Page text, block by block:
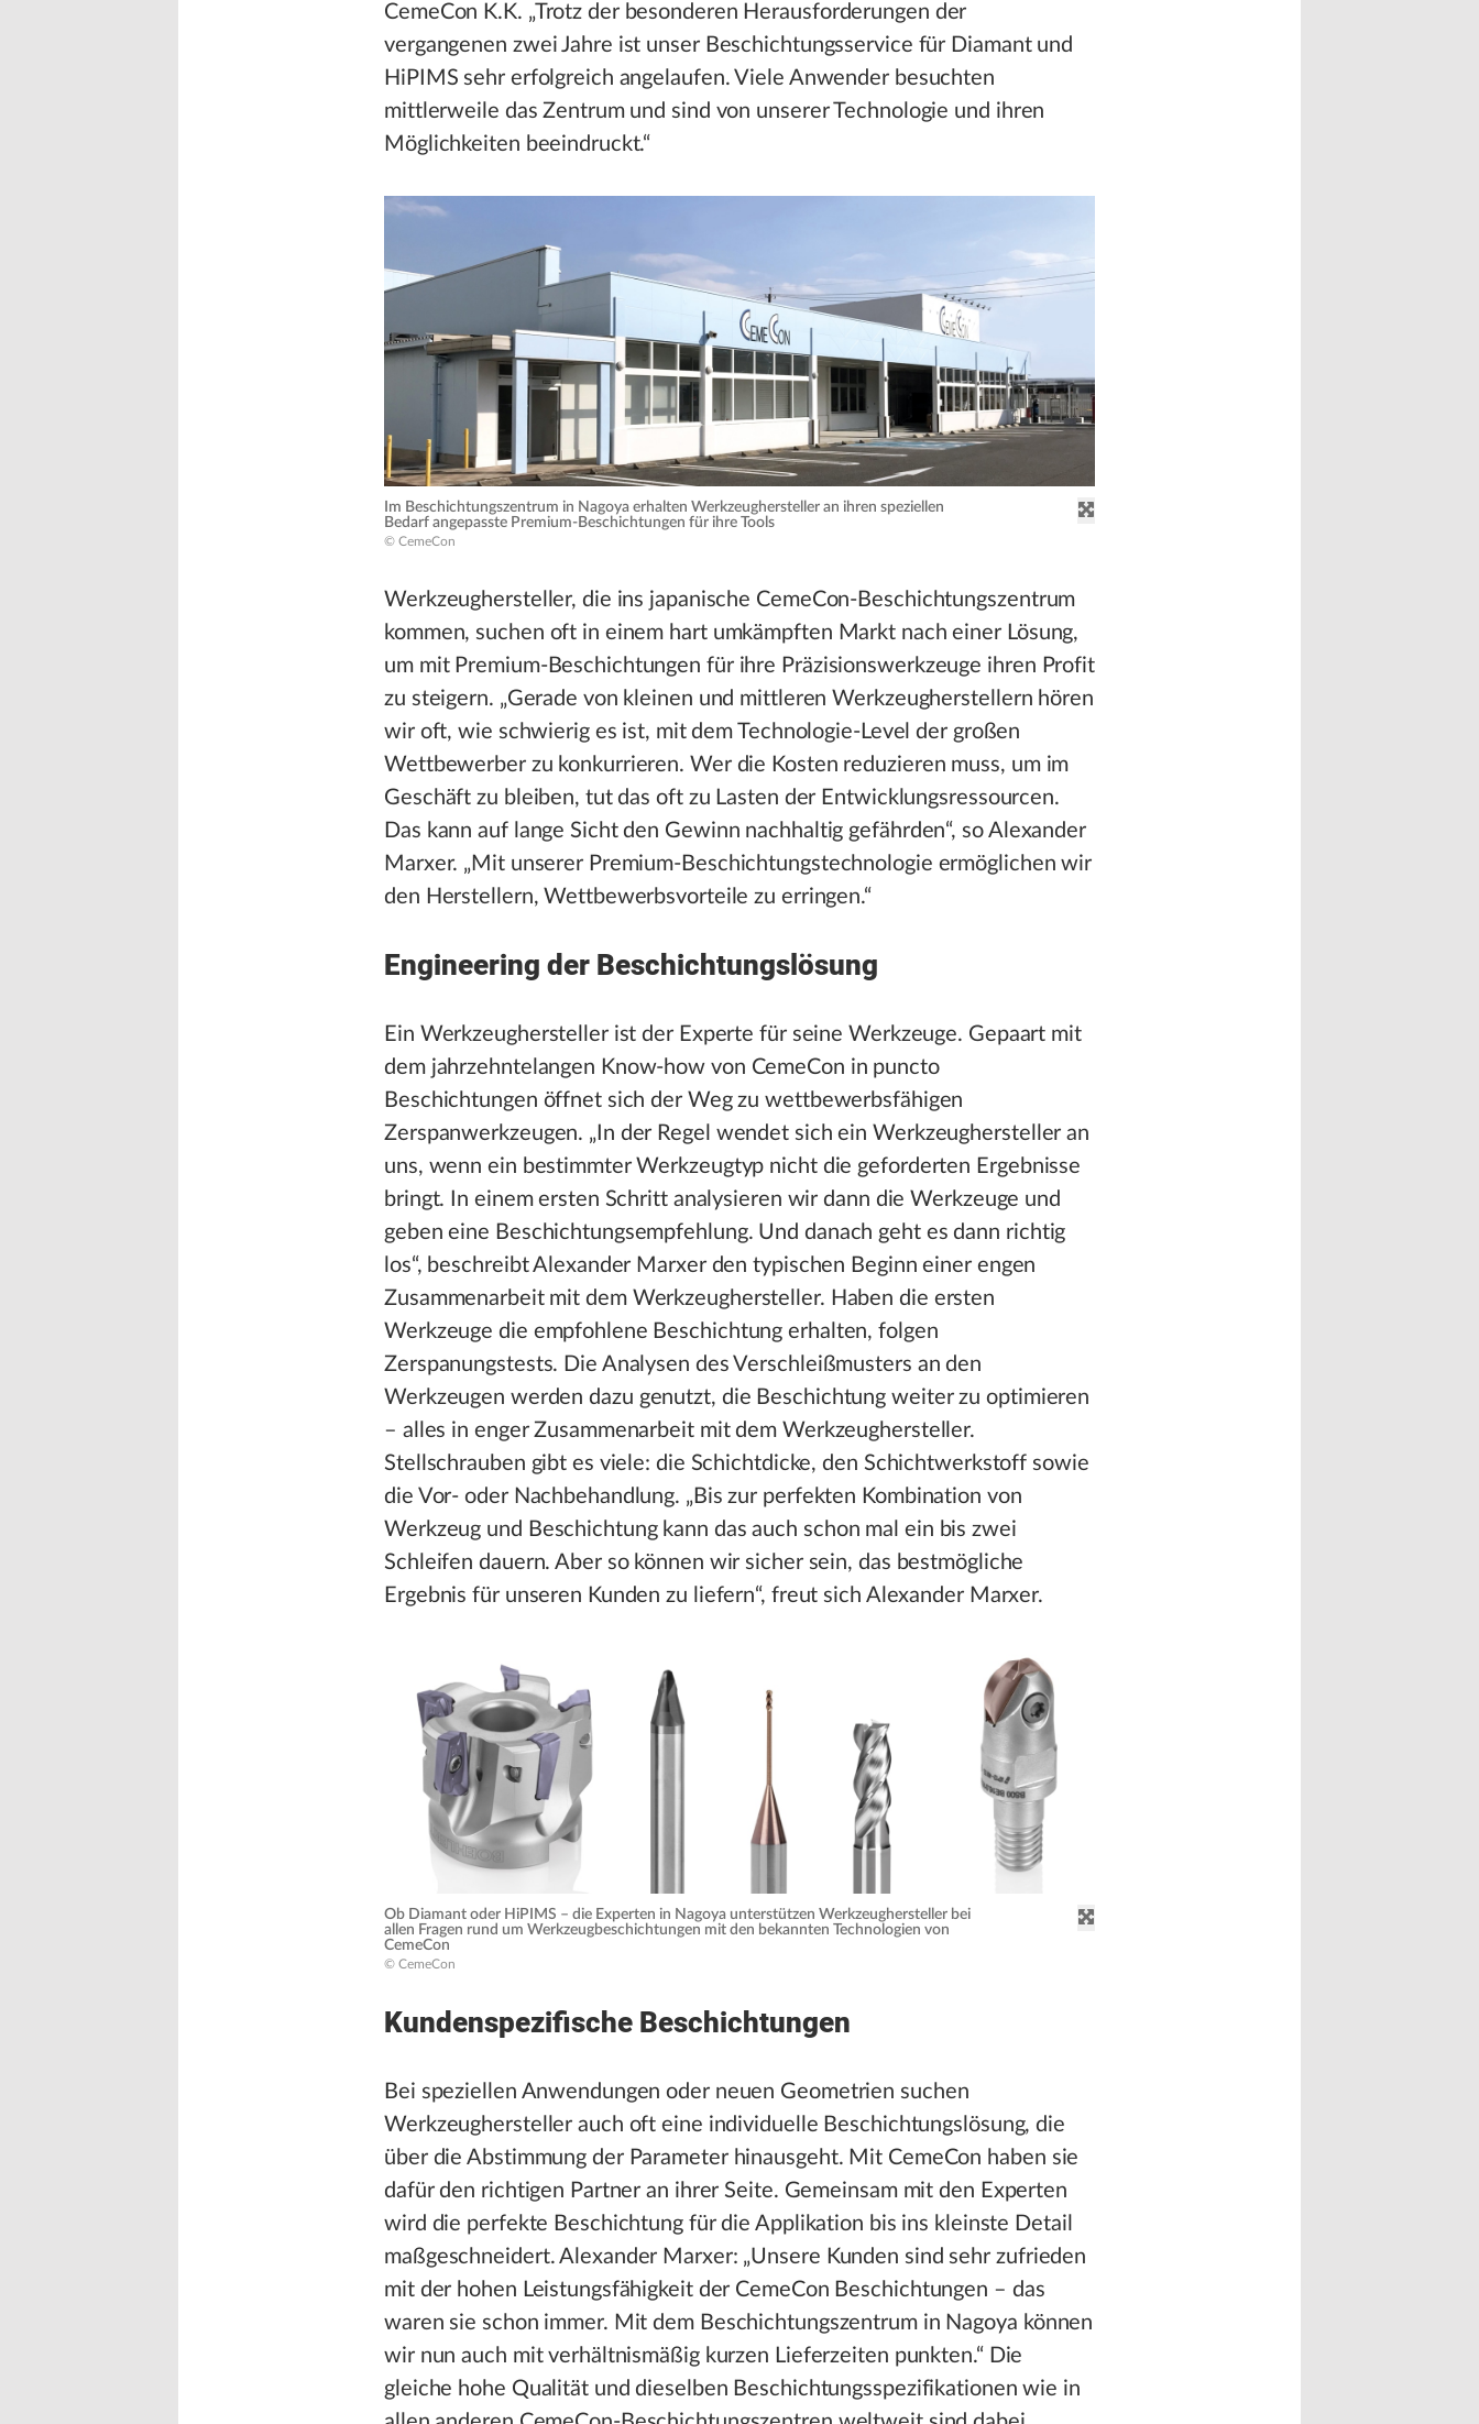
CemeCon K.K. „Trotz der besonderen Herausforderungen der
vergangenen zwei Jahre ist unser Beschichtungsservice für Diamant und
HiPIMS sehr erfolgreich angelaufen. Viele Anwender besuchten
mittlerweile das Zentrum und sind von unserer Technologie und ihren
Möglichkeiten beeindruckt.“
Im Beschichtungszentrum in Nagoya erhalten Werkzeughersteller an ihren speziellen
Bedarf angepasste Premium-Beschichtungen für ihre Tools
© CemeCon
Werkzeughersteller, die ins japanische CemeCon-Beschichtungszentrum
kommen, suchen oft in einem hart umkämpften Markt nach einer Lösung,
um mit Premium-Beschichtungen für ihre Präzisionswerkzeuge ihren Profit
zu steigern. „Gerade von kleinen und mittleren Werkzeugherstellern hören
wir oft, wie schwierig es ist, mit dem Technologie-Level der großen
Wettbewerber zu konkurrieren. Wer die Kosten reduzieren muss, um im
Geschäft zu bleiben, tut das oft zu Lasten der Entwicklungsressourcen.
Das kann auf lange Sicht den Gewinn nachhaltig gefährden“, so Alexander
Marxer. „Mit unserer Premium-Beschichtungstechnologie ermöglichen wir
den Herstellern, Wettbewerbsvorteile zu erringen.“
Engineering der Beschichtungslösung
Ein Werkzeughersteller ist der Experte für seine Werkzeuge. Gepaart mit
dem jahrzehntelangen Know-how von CemeCon in puncto
Beschichtungen öffnet sich der Weg zu wettbewerbsfähigen
Zerspanwerkzeugen. „In der Regel wendet sich ein Werkzeughersteller an
uns, wenn ein bestimmter Werkzeugtyp nicht die geforderten Ergebnisse
bringt. In einem ersten Schritt analysieren wir dann die Werkzeuge und
geben eine Beschichtungsempfehlung. Und danach geht es dann richtig
los“, beschreibt Alexander Marxer den typischen Beginn einer engen
Zusammenarbeit mit dem Werkzeughersteller. Haben die ersten
Werkzeuge die empfohlene Beschichtung erhalten, folgen
Zerspanungstests. Die Analysen des Verschleißmusters an den
Werkzeugen werden dazu genutzt, die Beschichtung weiter zu optimieren
– alles in enger Zusammenarbeit mit dem Werkzeughersteller.
Stellschrauben gibt es viele: die Schichtdicke, den Schichtwerkstoff sowie
die Vor- oder Nachbehandlung. „Bis zur perfekten Kombination von
Werkzeug und Beschichtung kann das auch schon mal ein bis zwei
Schleifen dauern. Aber so können wir sicher sein, das bestmögliche
Ergebnis für unseren Kunden zu liefern“, freut sich Alexander Marxer.
Ob Diamant oder HiPIMS – die Experten in Nagoya unterstützen Werkzeughersteller bei
allen Fragen rund um Werkzeugbeschichtungen mit den bekannten Technologien von
CemeCon
© CemeCon
Kundenspezifische Beschichtungen
Bei speziellen Anwendungen oder neuen Geometrien suchen
Werkzeughersteller auch oft eine individuelle Beschichtungslösung, die
über die Abstimmung der Parameter hinausgeht. Mit CemeCon haben sie
dafür den richtigen Partner an ihrer Seite. Gemeinsam mit den Experten
wird die perfekte Beschichtung für die Applikation bis ins kleinste Detail
maßgeschneidert. Alexander Marxer: „Unsere Kunden sind sehr zufrieden
mit der hohen Leistungsfähigkeit der CemeCon Beschichtungen – das
waren sie schon immer. Mit dem Beschichtungszentrum in Nagoya können
wir nun auch mit verhältnismäßig kurzen Lieferzeiten punkten.“ Die
gleiche hohe Qualität und dieselben Beschichtungsspezifikationen wie in